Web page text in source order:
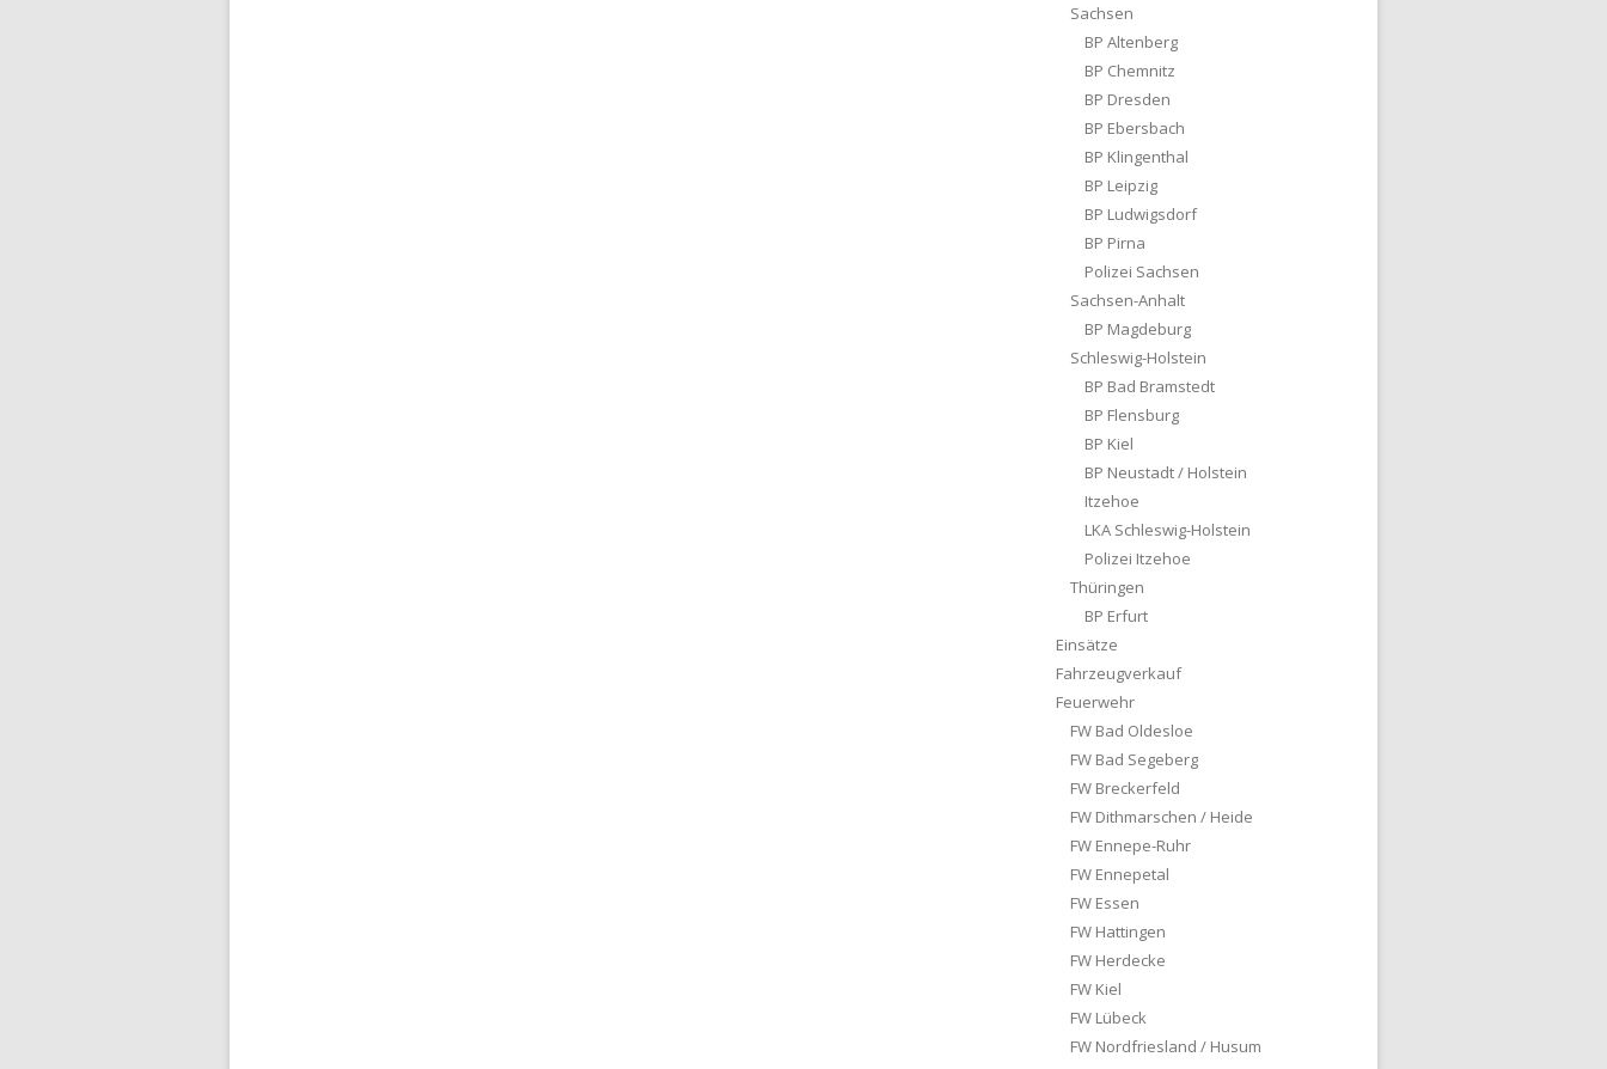
Sachsen
BP Altenberg
BP Chemnitz
BP Dresden
BP Ebersbach
BP Klingenthal
BP Leipzig
BP Ludwigsdorf
BP Pirna
Polizei Sachsen
Sachsen-Anhalt
BP Magdeburg
Schleswig-Holstein
BP Bad Bramstedt
BP Flensburg
BP Kiel
BP Neustadt / Holstein
Itzehoe
LKA Schleswig-Holstein
Polizei Itzehoe
Thüringen
BP Erfurt
Einsätze
Fahrzeugverkauf
Feuerwehr
FW Bad Oldesloe
FW Bad Segeberg
FW Breckerfeld
FW Dithmarschen / Heide
FW Ennepe-Ruhr
FW Ennepetal
FW Essen
FW Hattingen
FW Herdecke
FW Kiel
FW Lübeck
FW Nordfriesland / Husum